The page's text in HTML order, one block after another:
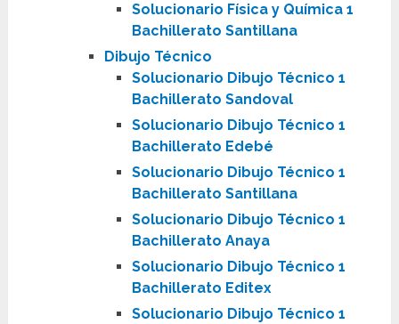
Solucionario Física y Química 1
Bachillerato Santillana
Dibujo Técnico
Solucionario Dibujo Técnico 1
Bachillerato Sandoval
Solucionario Dibujo Técnico 1
Bachillerato Edebé
Solucionario Dibujo Técnico 1
Bachillerato Santillana
Solucionario Dibujo Técnico 1
Bachillerato Anaya
Solucionario Dibujo Técnico 1
Bachillerato Editex
Solucionario Dibujo Técnico 1